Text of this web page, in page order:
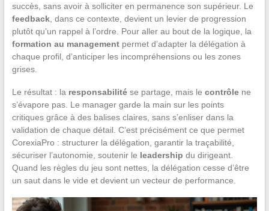
succès, sans avoir à solliciter en permanence son supérieur. Le
feedback, dans ce contexte, devient un levier de progression
plutôt qu’un rappel à l’ordre. Pour aller au bout de la logique, la
formation au managementpermet d’adapter la délégation à
chaque profil, d’anticiper les incompréhensions ou les zones
grises.
Le résultat : la responsabilitése partage, mais le contrôlene
s’évapore pas. Le manager garde la main sur les points
critiques grâce à des balises claires, sans s’enliser dans la
validation de chaque détail. C’est précisément ce que permet
CorexiaPro : structurer la délégation, garantir la traçabilité,
sécuriser l’autonomie, soutenir le leadership du dirigeant.
Quand les règles du jeu sont nettes, la délégation cesse d’être
un saut dans le vide et devient un vecteur de performance.